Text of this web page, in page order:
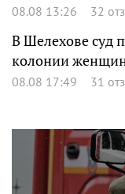
08.08 13:26 32
В Шелехове суд
колонии
08.08 17:49 31